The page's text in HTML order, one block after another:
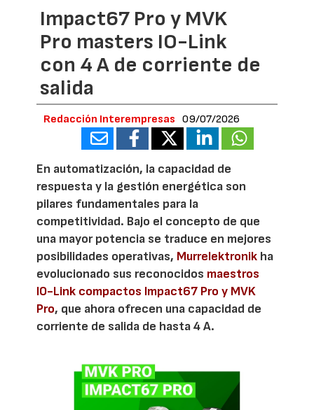
Impact67 Pro y MVK
Pro masters IO-Link
con 4 A de corriente de
salida
Redacción Interempresas 09/07/2026
En automatización, la capacidad de
respuesta y la gestión energética son
pilares fundamentales para la
competitividad. Bajo el concepto de que
una mayor potencia se traduce en mejores
posibilidades operativas, Murrelektronik ha
evolucionado sus reconocidos maestros
IO-Link compactos Impact67 Pro y MVK
Pro, que ahora ofrecen una capacidad de
corriente de salida de hasta 4 A.